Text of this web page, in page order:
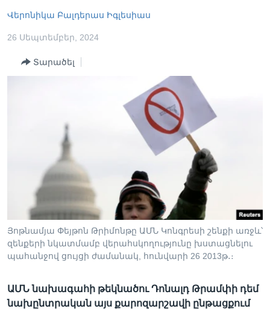
ՖԻԼՄԵՐ
IN ENGLISH
ՄԵՐ ՄԱՍԻՆ
ՄԵՐ ՄԱՍԻՆ
ԿԱՊ ՄԵԶ ՀԵՏ
ՈՒԿՐԱԻՆԱԿԱՆ ՊԱՏԵՐԱԶՄ
Learning English
Լեզուներ
Վերոնիկա Բալդերաս Իգլեսիաս
26 Սեպտեմբեր, 2024
Տարածել
Յոթնամյա Փեյթոն Թրիմոնթը ԱՄՆ Կոնգրեսի շենքի առջև՝
զենքերի նկատմամբ վերահսկողությունը խստացնելու
պահանջով ցույցի ժամանակ, հունվարի 26 2013թ․։
ԱՄՆ նախագահի թեկնածու Դոնալդ Թրամփի դեմ
նախընտրական այս քարոզարշավի ընթացքում